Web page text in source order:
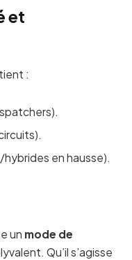
et
:
en hausse).
un mode de
Qu’il s’agisse